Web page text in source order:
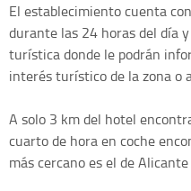
El establecimiento cuenta
durante las 24 horas del día
turística donde le podrán
interés turístico de la zona o
A solo 3 km del hotel
cuarto de hora en coche
más cercano es el de